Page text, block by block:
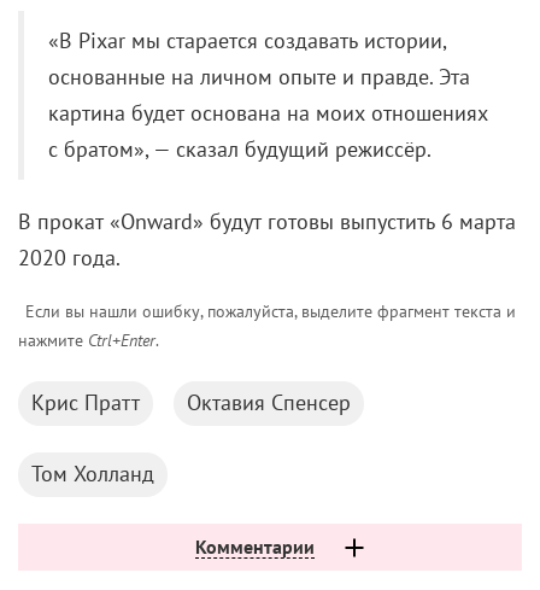
«В Pixar мы старается создавать истории,
основанные на личном опыте и правде. Эта
картина будет основана на моих отношениях
с братом», — сказал будущий режиссёр.
В прокат «Onward» будут готовы выпустить 6 марта
2020 года.
Если вы нашли ошибку, пожалуйста, выделите фрагмент текста и
нажмите Ctrl+Enter.
Крис Пратт Октавия Спенсер
Том Холланд
Комментарии